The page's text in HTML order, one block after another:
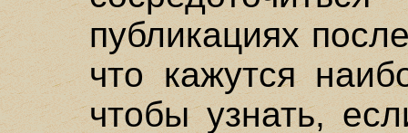
публикациях
что кажутся
чтобы узнать,